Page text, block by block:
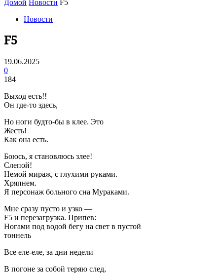
Домой Новости F5
Новости
F5
19.06.2025
0
184
Выход есть!!
Он где-то здесь,
Но ноги будто-бы в клее. Это
Жесть!
Как она есть.
Боюсь, я становлюсь злее!
Слепой!
Немой мираж, с глухими руками.
Хряпнем.
Я персонаж больного сна Мураками.
Мне сразу пусто и узко —
F5 и перезагрузка. Припев:
Ногами под водой бегу на свет в пустой
тоннель
Все еле-еле, за дни недели
В погоне за собой теряю след,